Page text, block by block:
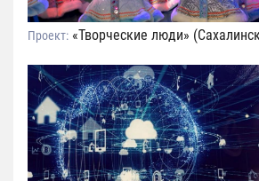
Проект: «Творческие люди»